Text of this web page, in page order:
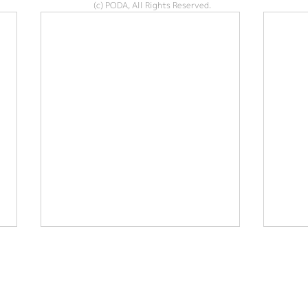
(c) PODA, All Rights Reserved.